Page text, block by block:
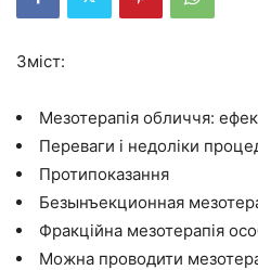
Зміст:
Мезотерапія обличчя:
Переваги і недоліки
Протипоказання
Безынъекционная
Фракційна мезотерапія
Можна проводити